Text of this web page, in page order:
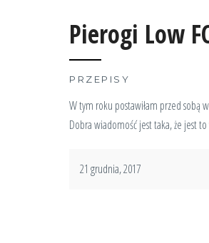
Pierogi Low
PRZEPISY
W tym roku postawiłam przed sobą
Dobra wiadomość jest taka, że jest
21 grudnia, 2017